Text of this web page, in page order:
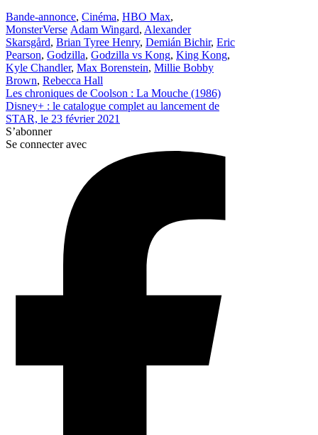
Catégories
Bande-annonce, Cinéma, HBO Max,
MonsterVerse Étiquettes
Adam Wingard, Alexander
Skarsgård, Brian Tyree Henry, Demián Bichir, Eric
Pearson, Godzilla, Godzilla vs Kong, King Kong,
Kyle Chandler, Max Borenstein, Millie Bobby
Brown, Rebecca Hall
Les chroniques de Coolson : La Mouche (1986)
Disney+ : le catalogue complet au lancement de
STAR, le 23 février 2021
S’abonner
Se connecter avec